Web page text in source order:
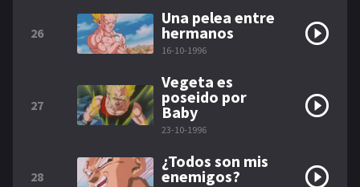
26
Una pelea entre
hermanos
16-10-1996
27
Vegeta es
poseido por
Baby
23-10-1996
28
¿Todos son mis
enemigos?